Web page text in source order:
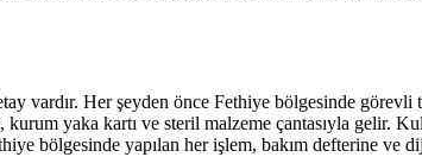
vardır. Her şeyden önce Fethiye bölgesinde görevli
yaka kartı ve steril malzeme çantasıyla gelir.
bölgesinde yapılan her işlem, bakım defterine ve